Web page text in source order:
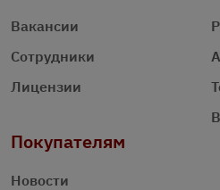
Вакансии
Сотрудники
Лицензии
Покупателям
Новости